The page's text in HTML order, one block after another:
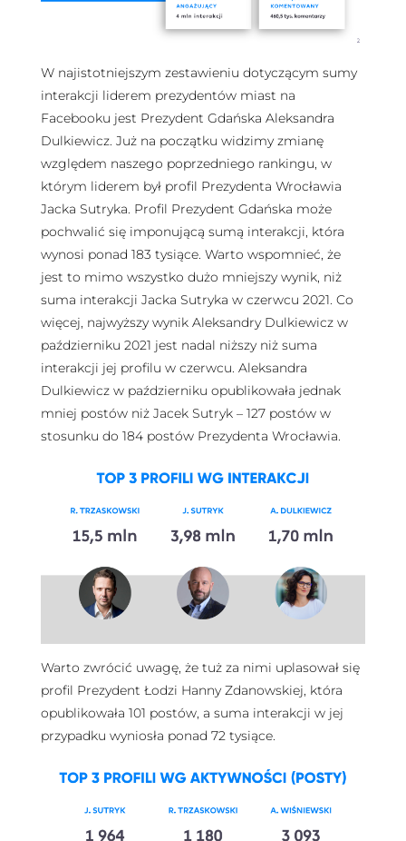
W najistotniejszym zestawieniu dotyczącym sumy
interakcji liderem prezydentów miast na
Facebooku jest Prezydent Gdańska Aleksandra
Dulkiewicz. Już na początku widzimy zmianę
względem naszego poprzedniego rankingu, w
którym liderem był profil Prezydenta Wrocławia
Jacka Sutryka. Profil Prezydent Gdańska może
pochwalić się imponującą sumą interakcji, która
wynosi ponad 183 tysiące. Warto wspomnieć, że
jest to mimo wszystko dużo mniejszy wynik, niż
suma interakcji Jacka Sutryka w czerwcu 2021. Co
więcej, najwyższy wynik Aleksandry Dulkiewicz w
październiku 2021 jest nadal niższy niż suma
interakcji jej profilu w czerwcu. Aleksandra
Dulkiewicz w październiku opublikowała jednak
mniej postów niż Jacek Sutryk – 127 postów w
stosunku do 184 postów Prezydenta Wrocławia.
Warto zwrócić uwagę, że tuż za nimi uplasował się
profil Prezydent Łodzi Hanny Zdanowskiej, która
opublikowała 101 postów, a suma interakcji w jej
przypadku wyniosła ponad 72 tysiące.